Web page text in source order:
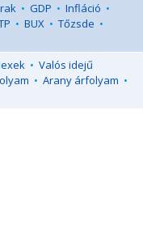
• GDP • Infláció •
• BUX • Tőzsde •
• Valós idejű
• Arany árfolyam •